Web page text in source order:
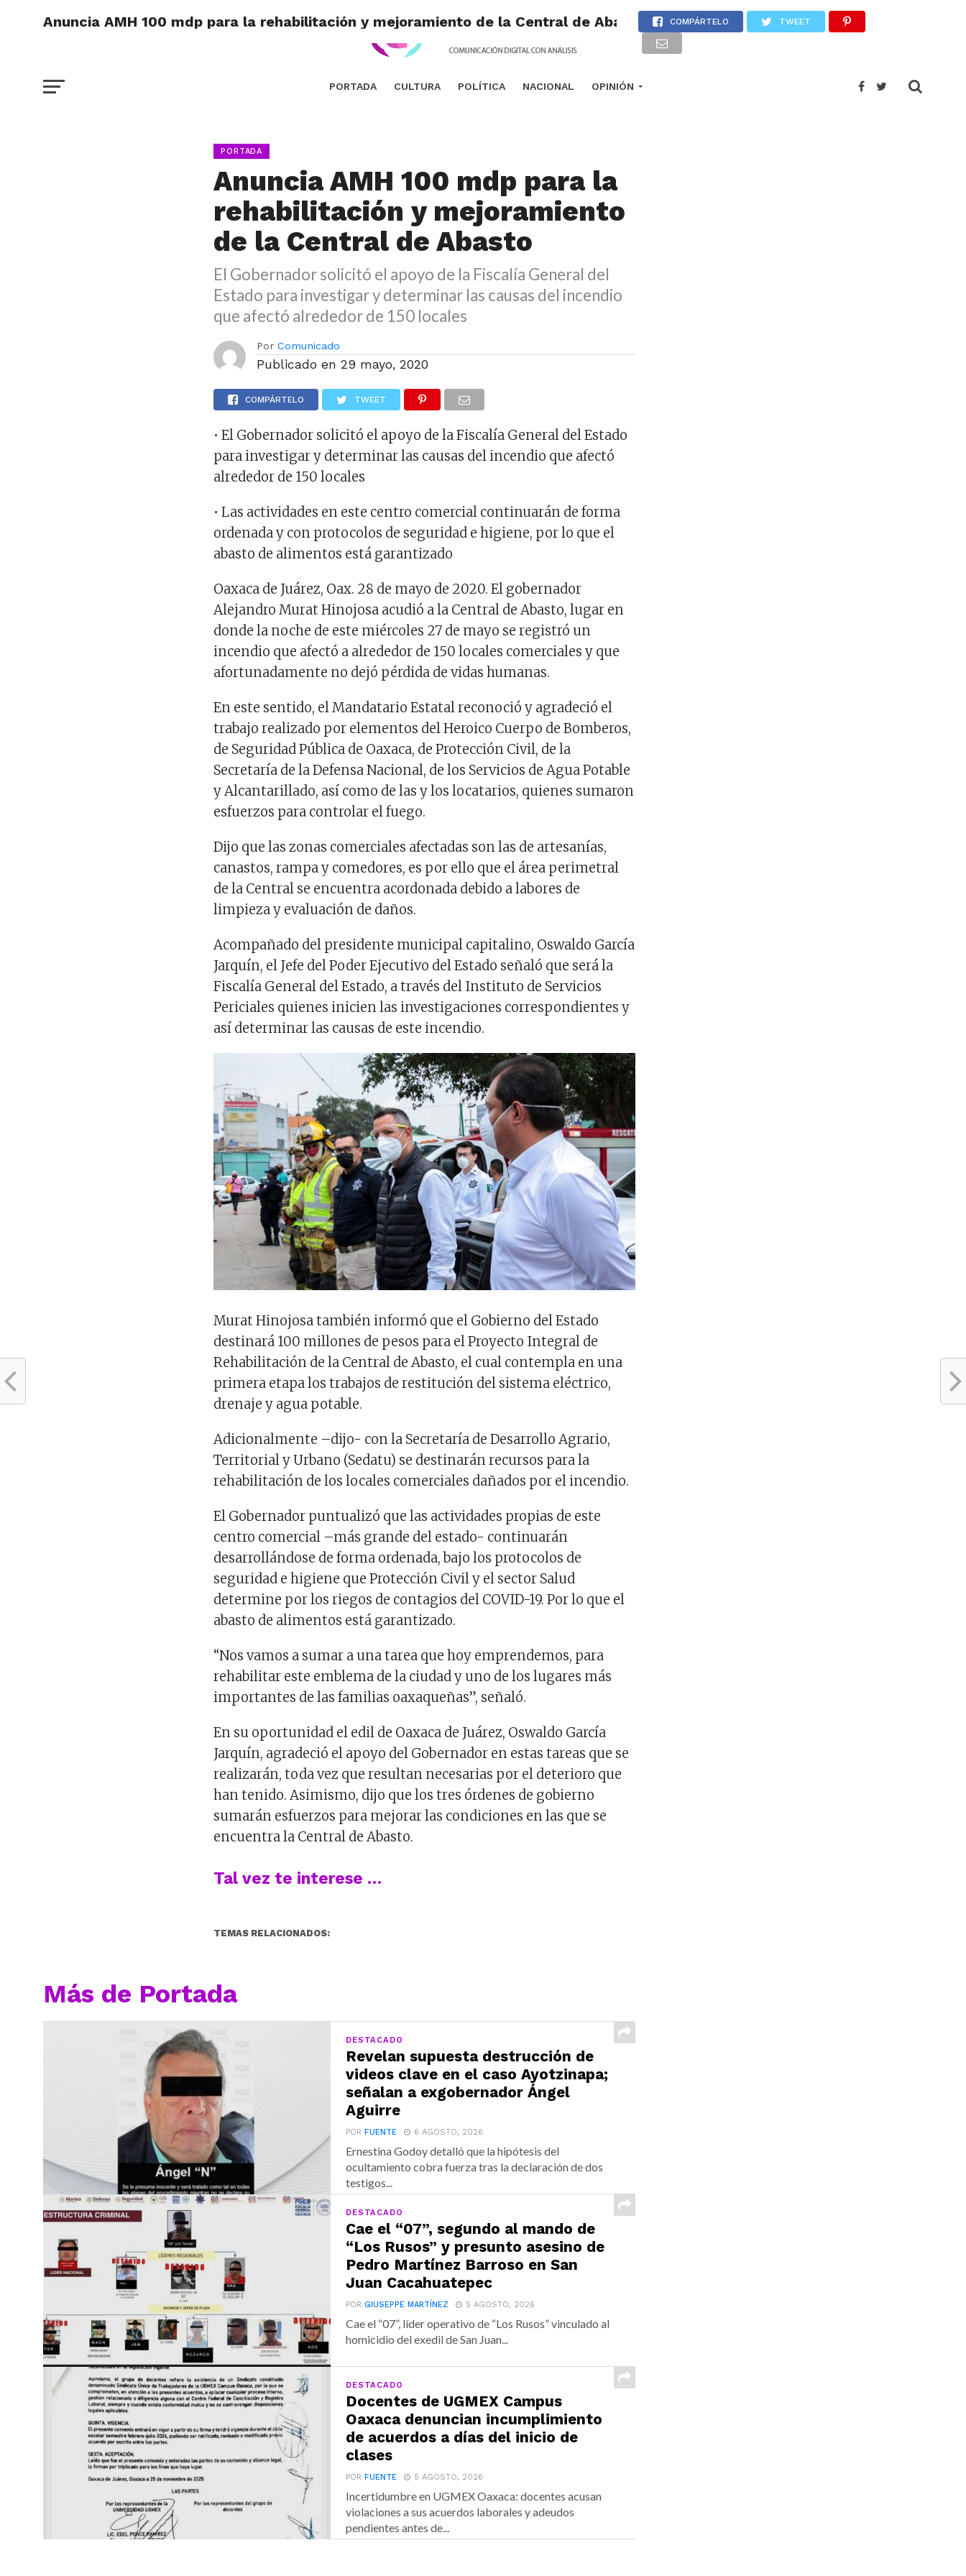
PORTADA CULTURA POLÍTICA NACIONAL OPINIÓN
Anuncia AMH 100 mdp para la rehabilitación y mejoramiento de la Central de Abasto COMPÁRTELO TWEET
PORTADA
Anuncia AMH 100 mdp para la
rehabilitación y mejoramiento
de la Central de Abasto
El Gobernador solicitó el apoyo de la Fiscalía General del
Estado para investigar y determinar las causas del incendio
que afectó alrededor de 150 locales
Por Comunicado
Publicado en 29 mayo, 2020
COMPÁRTELO TWEET
• El Gobernador solicitó el apoyo de la Fiscalía General del Estado
para investigar y determinar las causas del incendio que afectó
alrededor de 150 locales
• Las actividades en este centro comercial continuarán de forma
ordenada y con protocolos de seguridad e higiene, por lo que el
abasto de alimentos está garantizado
Oaxaca de Juárez, Oax. 28 de mayo de 2020. El gobernador
Alejandro Murat Hinojosa acudió a la Central de Abasto, lugar en
donde la noche de este miércoles 27 de mayo se registró un
incendio que afectó a alrededor de 150 locales comerciales y que
afortunadamente no dejó pérdida de vidas humanas.
En este sentido, el Mandatario Estatal reconoció y agradeció el
trabajo realizado por elementos del Heroico Cuerpo de Bomberos,
de Seguridad Pública de Oaxaca, de Protección Civil, de la
Secretaría de la Defensa Nacional, de los Servicios de Agua Potable
y Alcantarillado, así como de las y los locatarios, quienes sumaron
esfuerzos para controlar el fuego.
Dijo que las zonas comerciales afectadas son las de artesanías,
canastos, rampa y comedores, es por ello que el área perimetral
de la Central se encuentra acordonada debido a labores de
limpieza y evaluación de daños.
Acompañado del presidente municipal capitalino, Oswaldo García
Jarquín, el Jefe del Poder Ejecutivo del Estado señaló que será la
Fiscalía General del Estado, a través del Instituto de Servicios
Periciales quienes inicien las investigaciones correspondientes y
así determinar las causas de este incendio.
Murat Hinojosa también informó que el Gobierno del Estado
destinará 100 millones de pesos para el Proyecto Integral de
Rehabilitación de la Central de Abasto, el cual contempla en una
primera etapa los trabajos de restitución del sistema eléctrico,
drenaje y agua potable.
Adicionalmente –dijo- con la Secretaría de Desarrollo Agrario,
Territorial y Urbano (Sedatu) se destinarán recursos para la
rehabilitación de los locales comerciales dañados por el incendio.
El Gobernador puntualizó que las actividades propias de este
centro comercial –más grande del estado- continuarán
desarrollándose de forma ordenada, bajo los protocolos de
seguridad e higiene que Protección Civil y el sector Salud
determine por los riegos de contagios del COVID-19. Por lo que el
abasto de alimentos está garantizado.
“Nos vamos a sumar a una tarea que hoy emprendemos, para
rehabilitar este emblema de la ciudad y uno de los lugares más
importantes de las familias oaxaqueñas”, señaló.
En su oportunidad el edil de Oaxaca de Juárez, Oswaldo García
Jarquín, agradeció el apoyo del Gobernador en estas tareas que se
realizarán, toda vez que resultan necesarias por el deterioro que
han tenido. Asimismo, dijo que los tres órdenes de gobierno
sumarán esfuerzos para mejorar las condiciones en las que se
encuentra la Central de Abasto.
Tal vez te interese …
TEMAS RELACIONADOS:
Más de Portada
DESTACADO
Revelan supuesta destrucción de
videos clave en el caso Ayotzinapa;
señalan a exgobernador Ángel
Aguirre
PORFUENTE 6 AGOSTO, 2026
Ernestina Godoy detalló que la hipótesis del
ocultamiento cobra fuerza tras la declaración de dos
testigos...
DESTACADO
Cae el “07”, segundo al mando de
“Los Rusos” y presunto asesino de
Pedro Martínez Barroso en San
Juan Cacahuatepec
PORGIUSEPPE MARTÍNEZ 5 AGOSTO, 2026
Cae el “07”, líder operativo de “Los Rusos” vinculado al
homicidio del exedil de San Juan...
DESTACADO
Docentes de UGMEX Campus
Oaxaca denuncian incumplimiento
de acuerdos a días del inicio de
clases
PORFUENTE 5 AGOSTO, 2026
Incertidumbre en UGMEX Oaxaca: docentes acusan
violaciones a sus acuerdos laborales y adeudos
pendientes antes de...